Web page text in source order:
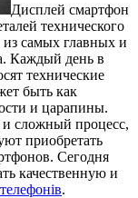
Дисплей смартфон
технического
самых главных и
Каждый день в
технические
быть как
и царапины.
и сложный процесс,
приобретать
Сегодня
качественную и
.